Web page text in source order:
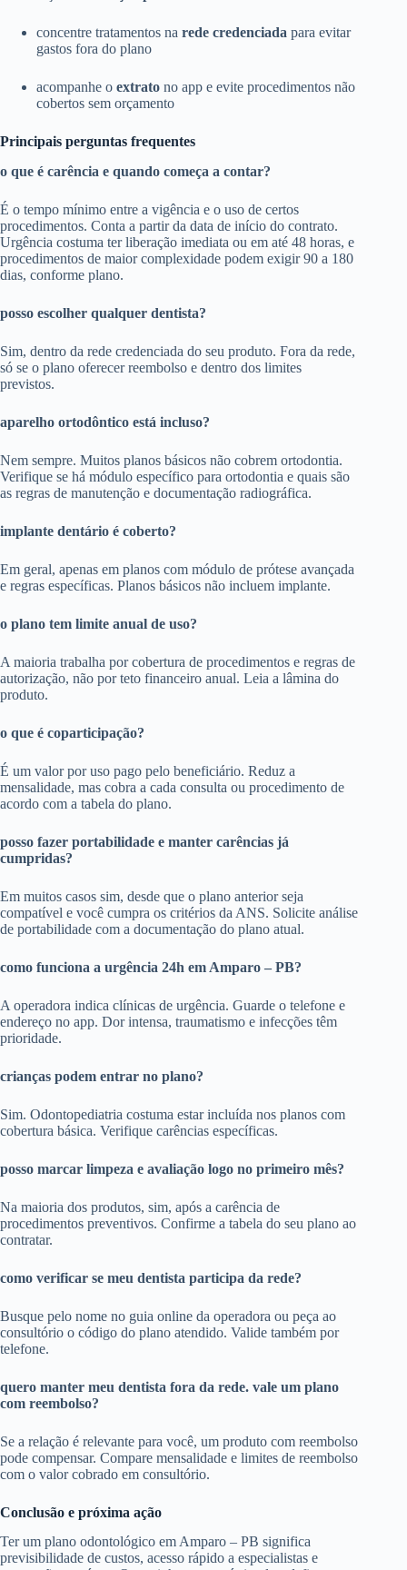
concentre tratamentos na rede credenciada para evitar
gastos fora do plano
acompanhe o extrato no app e evite procedimentos não
cobertos sem orçamento
Principais perguntas frequentes
o que é carência e quando começa a contar?
É o tempo mínimo entre a vigência e o uso de certos
procedimentos. Conta a partir da data de início do contrato.
Urgência costuma ter liberação imediata ou em até 48 horas, e
procedimentos de maior complexidade podem exigir 90 a 180
dias, conforme plano.
posso escolher qualquer dentista?
Sim, dentro da rede credenciada do seu produto. Fora da rede,
só se o plano oferecer reembolso e dentro dos limites
previstos.
aparelho ortodôntico está incluso?
Nem sempre. Muitos planos básicos não cobrem ortodontia.
Verifique se há módulo específico para ortodontia e quais são
as regras de manutenção e documentação radiográfica.
implante dentário é coberto?
Em geral, apenas em planos com módulo de prótese avançada
e regras específicas. Planos básicos não incluem implante.
o plano tem limite anual de uso?
A maioria trabalha por cobertura de procedimentos e regras de
autorização, não por teto financeiro anual. Leia a lâmina do
produto.
o que é coparticipação?
É um valor por uso pago pelo beneficiário. Reduz a
mensalidade, mas cobra a cada consulta ou procedimento de
acordo com a tabela do plano.
posso fazer portabilidade e manter carências já
cumpridas?
Em muitos casos sim, desde que o plano anterior seja
compatível e você cumpra os critérios da ANS. Solicite análise
de portabilidade com a documentação do plano atual.
como funciona a urgência 24h em Amparo – PB?
A operadora indica clínicas de urgência. Guarde o telefone e
endereço no app. Dor intensa, traumatismo e infecções têm
prioridade.
crianças podem entrar no plano?
Sim. Odontopediatria costuma estar incluída nos planos com
cobertura básica. Verifique carências específicas.
posso marcar limpeza e avaliação logo no primeiro mês?
Na maioria dos produtos, sim, após a carência de
procedimentos preventivos. Confirme a tabela do seu plano ao
contratar.
como verificar se meu dentista participa da rede?
Busque pelo nome no guia online da operadora ou peça ao
consultório o código do plano atendido. Valide também por
telefone.
quero manter meu dentista fora da rede. vale um plano
com reembolso?
Se a relação é relevante para você, um produto com reembolso
pode compensar. Compare mensalidade e limites de reembolso
com o valor cobrado em consultório.
Conclusão e próxima ação
Ter um plano odontológico em Amparo – PB significa
previsibilidade de custos, acesso rápido a especialistas e